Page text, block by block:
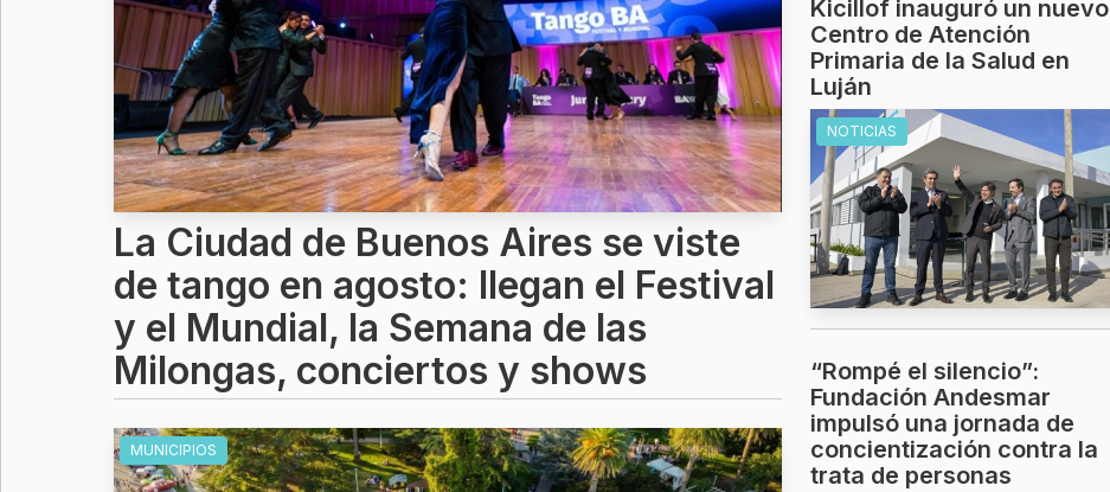
La Ciudad de Buenos Aires se viste
de tango en agosto: llegan el Festival
y el Mundial, la Semana de las
Milongas, conciertos y shows
MUNICIPIOS
Kicillof inauguró un nuevo
Centro de Atención
Primaria de la Salud en
Luján
NOTICIAS
“Rompé el silencio”:
Fundación Andesmar
impulsó una jornada de
concientización contra la
trata de personas